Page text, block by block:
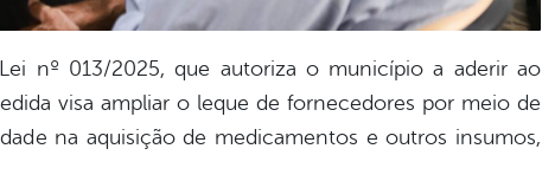
nº 013/2025, que autoriza o município a aderir ao
visa ampliar o leque de fornecedores por meio de
na aquisição de medicamentos e outros insumos,